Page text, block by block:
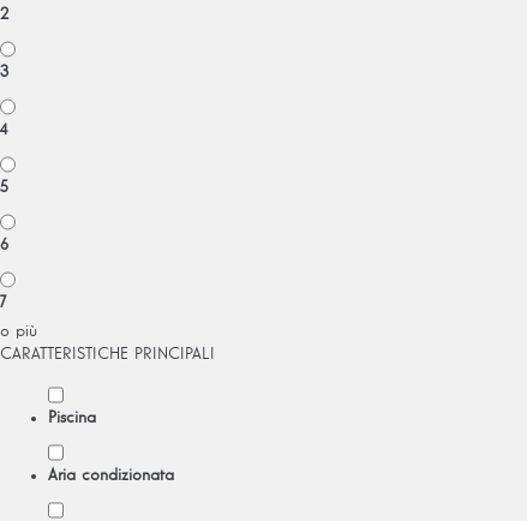
2
3
4
5
6
7
o più
CARATTERISTICHE PRINCIPALI
Piscina
Aria condizionata